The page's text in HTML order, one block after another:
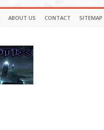
ABOUT US CONTACT SITEMAP